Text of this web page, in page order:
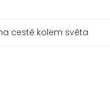
cestě kolem světa